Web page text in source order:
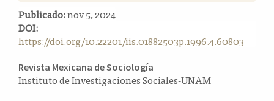
a
r
r
l
a
Publicado:nov 5, 2024
DOI:
https://doi.org/10.22201/iis.01882503p.1996.4.60803
Contenido
principal
Revista Mexicana de Sociología
Instituto de Investigaciones Sociales-UNAM